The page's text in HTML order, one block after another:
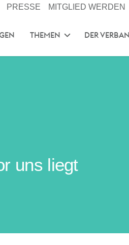
PRESSE MITGLIED WERDEN
THEMEN DER
uns liegt